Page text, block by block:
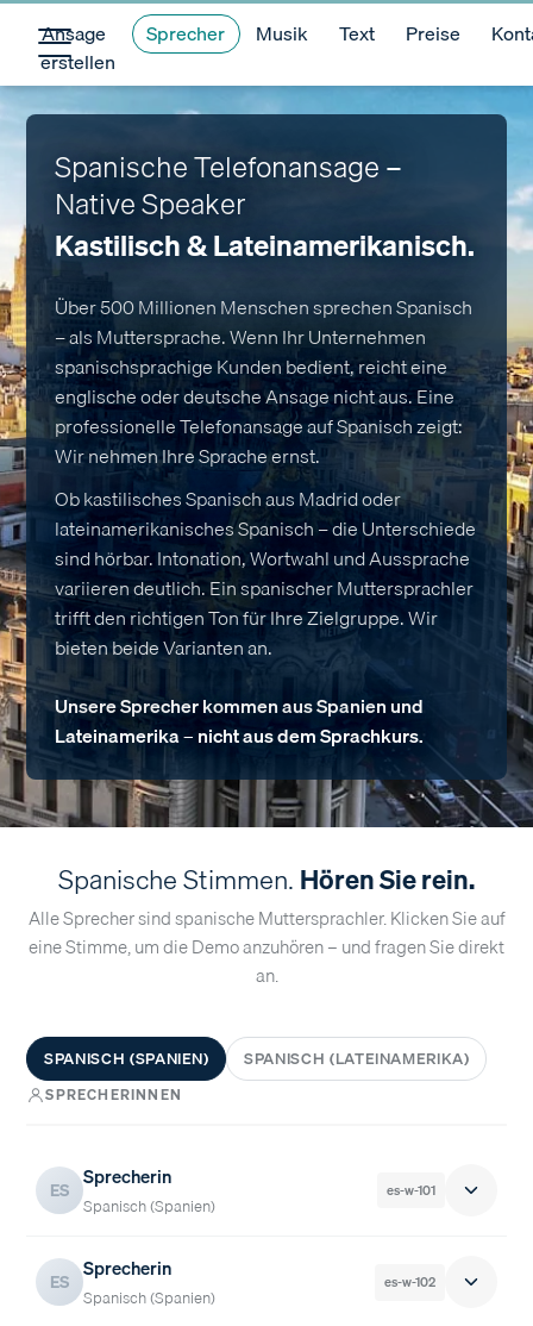
Ansage
erstellen
Sprecher Musik Text Preise
Spanische Telefonansage –
Native Speaker
Kastilisch & Lateinamerikanisch.
Über 500 Millionen Menschen sprechen Spanisch
– als Muttersprache. Wenn Ihr Unternehmen
spanischsprachige Kunden bedient, reicht eine
englische oder deutsche Ansage nicht aus. Eine
professionelle Telefonansage auf Spanisch zeigt:
Wir nehmen Ihre Sprache ernst.
Ob kastilisches Spanisch aus Madrid oder
lateinamerikanisches Spanisch – die Unterschiede
sind hörbar. Intonation, Wortwahl und Aussprache
variieren deutlich. Ein spanischer Muttersprachler
trifft den richtigen Ton für Ihre Zielgruppe. Wir
bieten beide Varianten an.
Unsere Sprecher kommen aus Spanien und
Lateinamerika – nicht aus dem Sprachkurs.
Spanische Stimmen. Hören Sie rein.
Alle Sprecher sind spanische Muttersprachler. Klicken Sie auf
eine Stimme, um die Demo anzuhören – und fragen Sie direkt
an.
SPANISCH (SPANIEN) SPANISCH (LATEINAMERIKA)
SPRECHERINNEN
ES Sprecherin
Spanisch (Spanien)
es-w-101
Hörprobe STUDIO 0:18
ES Sprecherin
Spanisch (Spanien)
es-w-102